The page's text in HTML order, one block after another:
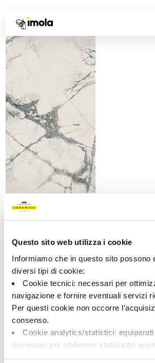
Questo sito web utilizza i cookie
Informiamo che in questo sito possono
diversi tipi di cookie:
Cookie tecnici: necessari per
navigazione e fornire eventuali servizi
Per questi cookie non occorre
consenso.
Cookie analytics/statistici:
necessari per elaborare statistiche
Artikelnummer
186885 | INV WH6 12 LPM
Kollektion
00715
Weiß
Typologie:
Schlicht
mattiert
Schattierung:
V1